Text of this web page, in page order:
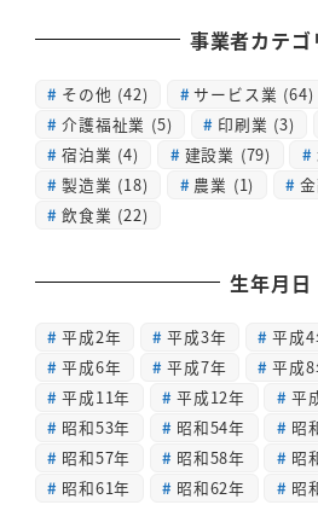
事業者カテゴ
その他 (42) サービス業 (64)
介護福祉業 (5) 印刷業 (3)
宿泊業 (4) 建設業 (79)
製造業 (18) 農業 (1)
飲食業 (22)
生年月日
平成2年 平成3年 平成
平成6年
平成7年 平成
平成11年
平成12年 平
昭和53年
昭和54年 昭
昭和57年
昭和58年 昭
昭和61年
昭和62年 昭